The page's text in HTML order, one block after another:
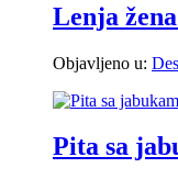
Lenja
Objavljeno u:
Pita sa